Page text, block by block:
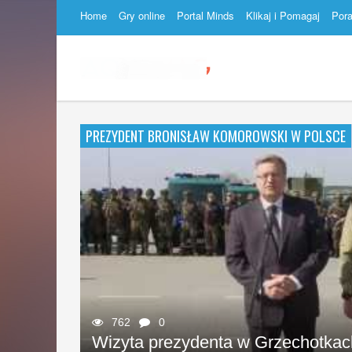
Home Gry online Portal Minds Klikaj i Pomagaj
PREZYDENT BRONISŁAW KOMOROWSKI W POLSCE
762 0
Wizyta prezydenta w
703 0
Prezydent w Fabryce Broni